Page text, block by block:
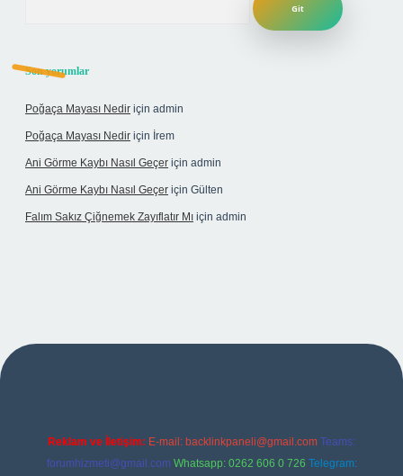
Son yorumlar
Poğaça Mayası Nedir için admin
Poğaça Mayası Nedir için İrem
Ani Görme Kaybı Nasıl Geçer için admin
Ani Görme Kaybı Nasıl Geçer için Gülten
Falım Sakız Çiğnemek Zayıflatır Mı için admin
Reklam ve İletişim: E-mail: backlinkpaneli@gmail.com Teams:
forumhizmeti@gmail.com Whatsapp: 0262 606 0 726 Telegram: